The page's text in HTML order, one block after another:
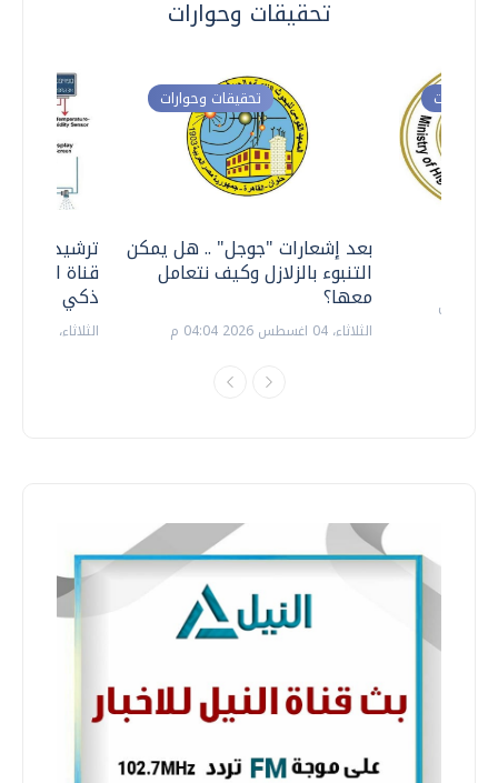
تحقيقات وحوارات
ترشيدا
قناة
ذكي
الثلاثاء، 14 يوليو 2026 06:11 م
تحقيقات وحوارات
بعد إشعارات "جوجل" .. هل يمكن
التنبوء بالزلازل وكيف نتعامل
معها؟
الثلاثاء، 04 اغسطس 2026 04:04 م
وحوارات